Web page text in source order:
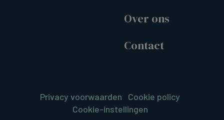
Over ons
Contact
Privacy voorwaarden
Cookie policy
Cookie-instellingen